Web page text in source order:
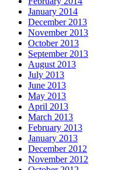
January 2014
December 2013
November 2013
October 2013
September 2013
August 2013
July 2013
June 2013
May 2013
April 2013
March 2013
February 2013
January 2013
December 2012
November 2012